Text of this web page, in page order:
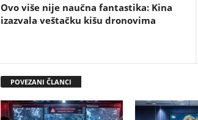
Ovo više nije naučna fantastika: Kina
izazvala veštačku kišu dronovima
POVEZANI ČLANCI